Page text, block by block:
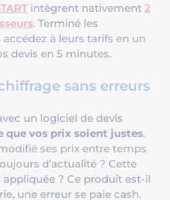
intègrent nativement 2
. Terminé les
à leurs tarifs en un
devis en 5 minutes.
sans erreurs
un logiciel de devis
que vos prix soient justes.
ses prix entre temps
d’actualité ? Cette
? Ce produit est-il
une erreur se paie cash.